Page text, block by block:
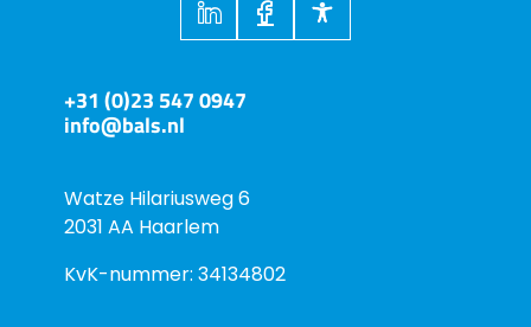
+31 (0)23 547 0947
info@bals.nl
Watze Hilariusweg 6
2031 AA Haarlem
KvK-nummer: 34134802